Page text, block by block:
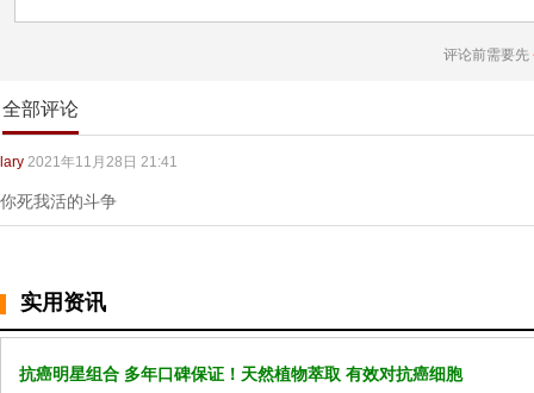
评论前需要先
全部评论
lary 2021年11月28日 21:41
你死我活的斗争
实用资讯
抗癌明星组合 多年口碑保证！天然植物萃取 有效对抗癌细胞